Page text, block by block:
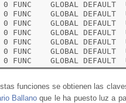
FUNC    GLOBAL DEFAULT
FUNC    GLOBAL DEFAULT
FUNC    GLOBAL DEFAULT
FUNC    GLOBAL DEFAULT
FUNC    GLOBAL DEFAULT
FUNC    GLOBAL DEFAULT
funciones se obtienen las
Ballanoque le ha puesto luz a